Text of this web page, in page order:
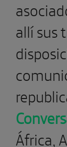
allí sus
África,